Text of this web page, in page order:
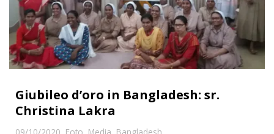
Giubileo d’oro in Bangladesh: sr.
Christina Lakra